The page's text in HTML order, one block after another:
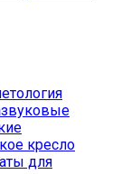
кресло
для